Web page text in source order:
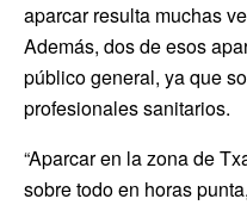
aparcar resulta muchas
Además, dos de esos
público general, ya que
profesionales sanitarios.
“Aparcar en la zona de
sobre todo en horas punta,